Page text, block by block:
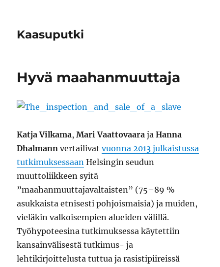
Kaasuputki
Hyvä maahanmuuttaja
Katja Vilkama,Mari Vaattovaara jaHanna
Dhalmann vertailivatvuonna 2013 julkaistussa
tutkimuksessaan Helsingin seudun
muuttoliikkeen syitä
”maahanmuuttajavaltaisten” (75–89 %
asukkaista etnisesti pohjoismaisia) ja muiden,
vieläkin valkoisempien alueiden välillä.
Työhypoteesina tutkimuksessa käytettiin
kansainvälisestä tutkimus- ja
lehtikirjoittelusta tuttua ja rasistipiireissä